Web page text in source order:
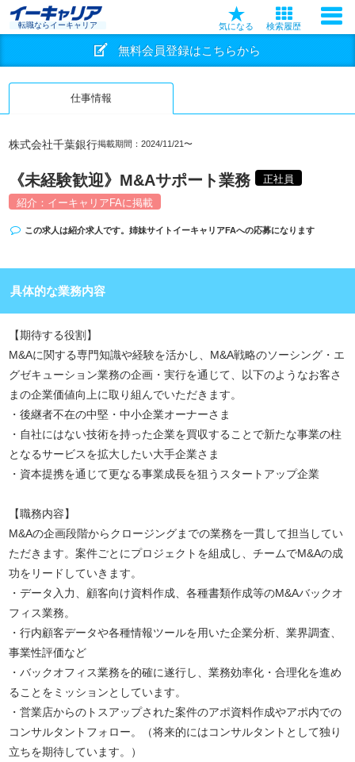
転職ならイーキャリア 気になる 検索履歴
無料会員登録はこちらから
仕事情報
株式会社千葉銀行掲載期間：2024/11/21〜
《未経験歓迎》M&Aサポート業務
正社員
紹介：イーキャリアFAに掲載
この求人は紹介求人です。姉妹サイト イーキャリアFAへの応募になります
具体的な業務内容
【期待する役割】
M&Aに関する専門知識や経験を活かし、M&A戦略のソーシング・エ
グゼキューション業務の企画・実行を通じて、以下のようなお客さ
まの企業価値向上に取り組んでいただきます。
・後継者不在の中堅・中小企業オーナーさま
・自社にはない技術を持った企業を買収することで新たな事業の柱
となるサービスを拡大したい大手企業さま
・資本提携を通じて更なる事業成長を狙うスタートアップ企業
【職務内容】
M&Aの企画段階からクロージングまでの業務を一貫して担当してい
ただきます。案件ごとにプロジェクトを組成し、チームでM&Aの成
功をリードしていきます。
・データ入力、顧客向け資料作成、各種書類作成等のM&Aバックオ
フィス業務。
・行内顧客データや各種情報ツールを用いた企業分析、業界調査、
事業性評価など
・バックオフィス業務を的確に遂行し、業務効率化・合理化を進め
ることをミッションとしています。
・営業店からのトスアップされた案件のアポ資料作成やアポ内での
コンサルタントフォロー。（将来的にはコンサルタントとして独り
立ちを期待しています。）